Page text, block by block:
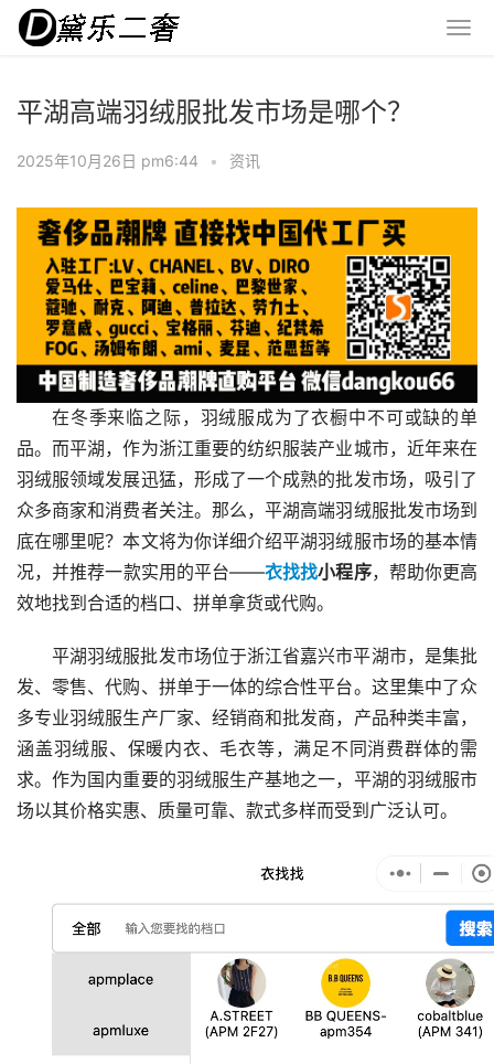
平湖高端羽绒服批发市场是哪个？
2025年10月26日 pm6:44 • 资讯
在冬季来临之际，羽绒服成为了衣橱中不可或缺的单
品。而平湖，作为浙江重要的纺织服装产业城市，近年来在
羽绒服领域发展迅猛，形成了一个成熟的批发市场，吸引了
众多商家和消费者关注。那么，平湖高端羽绒服批发市场到
底在哪里呢？本文将为你详细介绍平湖羽绒服市场的基本情
况，并推荐一款实用的平台——衣找找小程序，帮助你更高
效地找到合适的档口、拼单拿货或代购。
平湖羽绒服批发市场位于浙江省嘉兴市平湖市，是集批
发、零售、代购、拼单于一体的综合性平台。这里集中了众
多专业羽绒服生产厂家、经销商和批发商，产品种类丰富，
涵盖羽绒服、保暖内衣、毛衣等，满足不同消费群体的需
求。作为国内重要的羽绒服生产基地之一，平湖的羽绒服市
场以其价格实惠、质量可靠、款式多样而受到广泛认可。